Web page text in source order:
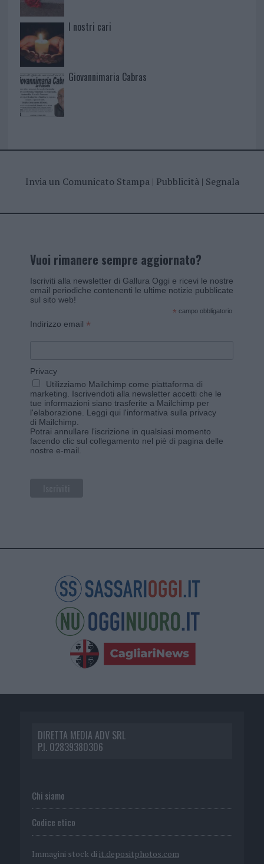
I nostri cari
Giovannimaria Cabras
Invia un Comunicato Stampa| Pubblicità| Segnala
Vuoi rimanere sempre aggiornato?
Iscriviti alla newsletter di Gallura Oggi e ricevi le nostre
email periodiche contenenti le ultime notizie pubblicate
sul sito web!
* campo obbligatorio
Indirizzo email *
Privacy
Utilizziamo Mailchimp come piattaforma di
marketing. Iscrivendoti alla newsletter accetti che le
tue informazioni siano trasferite a Mailchimp per
l'elaborazione. Leggi qui l'informativa sulla privacy
di Mailchimp
Potrai annullare l'iscrizione in qualsiasi momento
facendo clic sul collegamento nel piè di pagina delle
nostre e-mail.
DIRETTA MEDIA ADV SRL
P.I. 02839380306
Chi siamo
Codice etico
Immagini stock di it.depositphotos.com